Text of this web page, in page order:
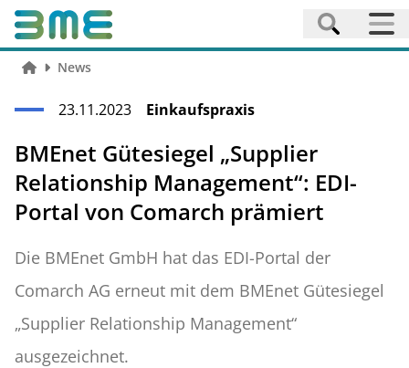
News
23.11.2023 Einkaufspraxis
BMEnet Gütesiegel „Supplier
Relationship Management“: EDI-
Portal von Comarch prämiert
Die BMEnet GmbH hat das EDI-Portal der
Comarch AG erneut mit dem BMEnet Gütesiegel
„Supplier Relationship Management“
ausgezeichnet.